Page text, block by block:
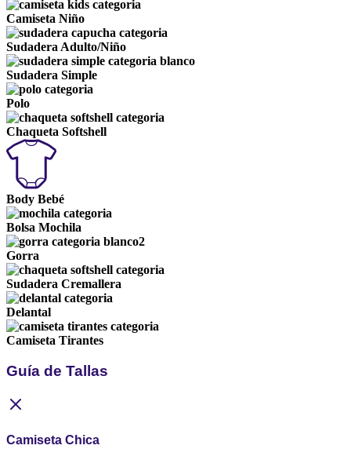
Camiseta Niño
Sudadera Adulto/Niño
Sudadera Simple
Polo
Chaqueta Softshell
Body Bebé
Bolsa Mochila
Gorra
Sudadera Cremallera
Delantal
Camiseta Tirantes
Guía de Tallas
Camiseta Chica